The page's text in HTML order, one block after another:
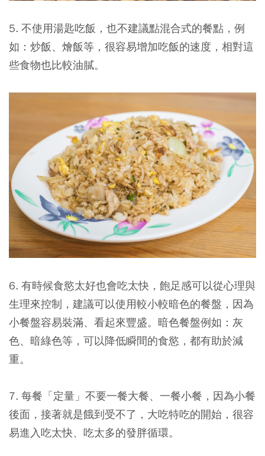
5. 不使用湯匙吃飯，也不建議點混合式的餐點，例
如：炒飯、燴飯等，很容易增加吃飯的速度，相對這
些食物也比較油膩。
6. 有時候食慾太好也會吃太快，飽足感可以從心理與
生理來控制，建議可以使用較小較暗色的餐盤，因為
小餐盤容易裝滿、看起來豐盛。暗色餐盤例如：灰
色、暗綠色等，可以降低瞬間的食慾，都有助於減
重。
7. 每餐「定量」不要一餐大餐、一餐小餐，因為小餐
後面，接著就是餓到受不了，大吃特吃的開始，很容
易進入吃太快、吃太多的發胖循環。